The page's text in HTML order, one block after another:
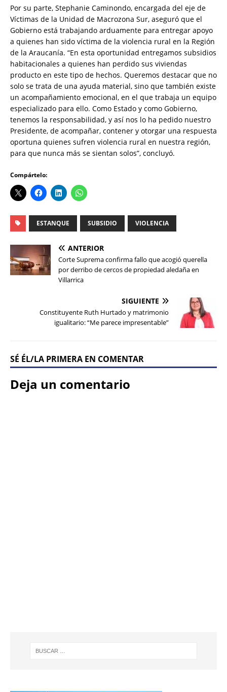
Por su parte, Stephanie Caminondo, encargada del eje de
Víctimas de la Unidad de Macrozona Sur, aseguró que el
Gobierno está trabajando arduamente para entregar apoyo
a quienes han sido víctima de la violencia rural en la Región
de la Araucanía. “En esta oportunidad entregamos subsidios
habitacionales a quienes han perdido sus viviendas
producto en este tipo de hechos. Queremos destacar que no
solo se trata de una ayuda material, sino que también existe
un acompañamiento emocional, en el que trabaja un equipo
especializado para ello. Como Estado y como Gobierno,
tenemos la responsabilidad, y así nos lo ha pedido nuestro
Presidente, de acompañar, contener y otorgar una respuesta
oportuna quienes sufren violencia rural en nuestra región,
para que nunca más se sientan solos”, concluyó.
Compártelo:
ESTANQUE SUBSIDIO VIOLENCIA
ANTERIOR
Corte Suprema confirma fallo que acogió querella
por derribo de cercos de propiedad aledaña en
Villarrica
SIGUIENTE
Constituyente Ruth Hurtado y matrimonio
igualitario: “Me parece impresentable”
SÉ ÉL/LA PRIMERA EN COMENTAR
Deja un comentario